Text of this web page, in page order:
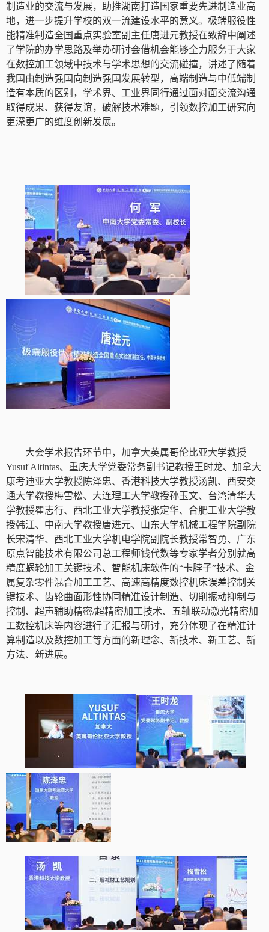
制造业的交流与发展，助推湖南打造国家重要先进制造业高
地，进一步提升学校的双一流建设水平的意义。极端服役性
能精准制造全国重点实验室副主任唐进元教授在致辞中阐述
了学院的办学思路及举办研讨会借机会能够全力服务于大家
在数控加工领域中技术与学术思想的交流碰撞，讲述了随着
我国由制造强国向制造强国发展转型，高端制造与中低端制
造有本质的区别，学术界、工业界同行通过面对面交流沟通
取得成果、获得友谊，破解技术难题，引领数控加工研究向
更深更广的维度创新发展。
大会学术报告环节中，加拿大英属哥伦比亚大学教授
Yusuf Altintas、 重庆大学党委常务副书记教授王时龙、加拿大
康考迪亚大学教授陈泽忠、香港科技大学教授汤凯、西安交
通大学教授梅雪松、大连理工大学教授孙玉文、台湾清华大
学教授瞿志行、西北工业大学教授张定华、合肥工业大学教
授韩江、中南大学教授唐进元、山东大学机械工程学院副院
长宋清华、西北工业大学机电学院副院长教授常智勇、广东
原点智能技术有限公司总工程师钱代数等专家学者分别就高
精度蜗轮加工关键技术、智能机床软件的“卡脖子”技术、金
属复杂零件混合加工工艺、高速高精度数控机床误差控制关
键技术、齿轮曲面形性协同精准设计制造、切削振动抑制与
控制、超声辅助精密/超精密加工技术、五轴联动激光精密加
工数控机床等内容进行了汇报与研讨，充分体现了在精准计
算制造以及数控加工等方面的新理念、新技术、新工艺、新
方法、新进展。